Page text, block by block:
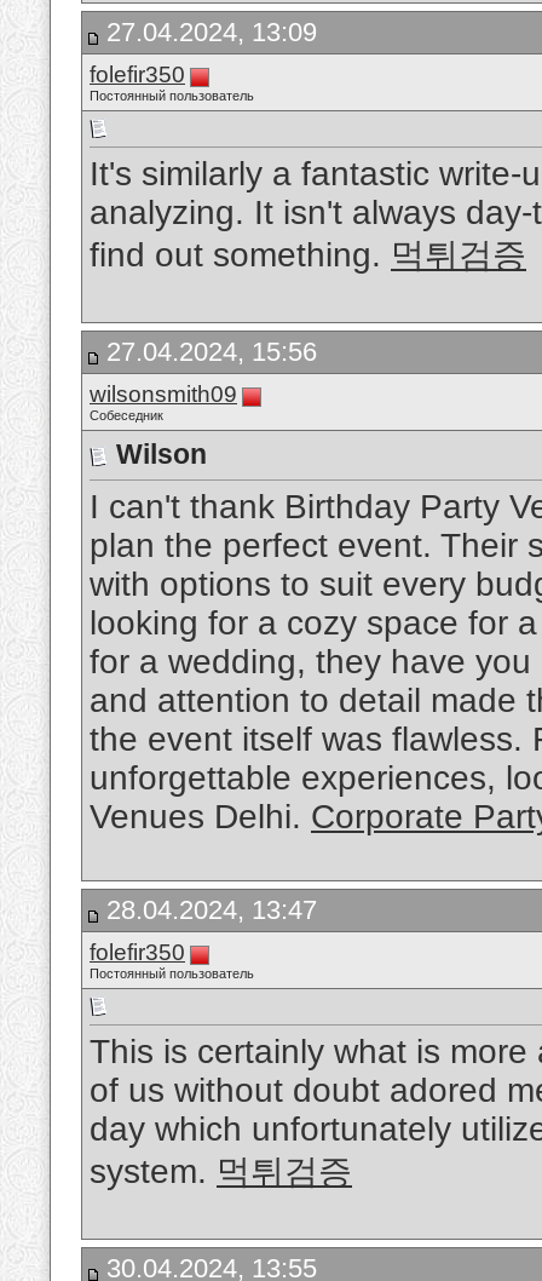
27.04.2024, 13:09
folefir350
Постоянный пользователь
It's similarly a fantastic
analyzing. It isn't always
find out something. 먹튀검증
27.04.2024, 15:56
wilsonsmith09
Собеседник
Wilson
I can't thank Birthday Party
plan the perfect event. Their
with options to suit every
looking for a cozy space for
for a wedding, they have
and attention to detail made
the event itself was flawless.
unforgettable experiences,
Venues Delhi. Corporate
28.04.2024, 13:47
folefir350
Постоянный пользователь
This is certainly what is
of us without doubt adored
day which unfortunately
system. 먹튀검증
30.04.2024, 13:55